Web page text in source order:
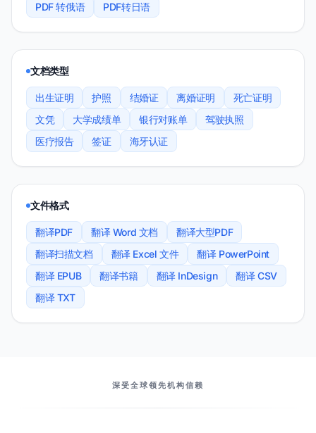
PDF 转俄语
PDF转日语
文档类型
出生证明 护照 结婚证 离婚证明
死亡证明
文凭
大学成绩单 银行对账单
驾驶执照
医疗报告
签证 海牙认证
文件格式
翻译PDF 翻译 Word 文档
翻译大型PDF
翻译扫描文档
翻译 Excel 文件
翻译 PowerPoint
翻译 EPUB
翻译书籍 翻译 InDesign
翻译 CSV
翻译 TXT
深受全球领先机构信赖